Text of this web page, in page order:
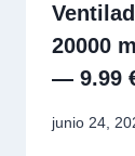
20000
— 9.99
junio 24,